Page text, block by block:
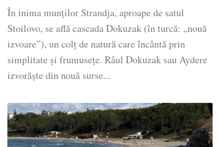
În inima munților Strandja, aproape de satul
Stoilovo, se află cascada Dokuzak (în turcă: „nouă
izvoare”), un colț de natură care încântă prin
simplitate și frumusețe. Râul Dokuzak sau Aydere
izvorăște din nouă surse...